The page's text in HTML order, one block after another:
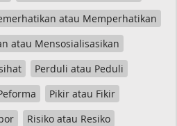
atau Memperhatikan
atau Mensosialisasikan
Perduli atau Peduli
Pikir atau Fikir
Risiko atau Resiko